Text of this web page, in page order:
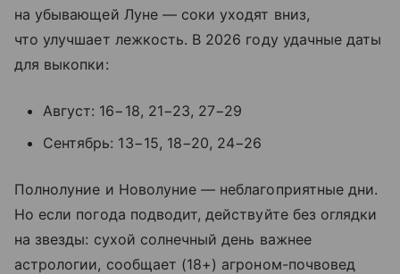
на убывающей Луне — соки уходят вниз,
что улучшает лежкость. В 2026 году удачные даты
для выкопки:
Август: 16−18, 21−23, 27−29
Сентябрь: 13−15, 18−20, 24−26
Полнолуние и Новолуние — неблагоприятные дни.
Но если погода подводит, действуйте без оглядки
на звезды: сухой солнечный день важнее
астрологии, сообщает (18+) агроном-почвовед